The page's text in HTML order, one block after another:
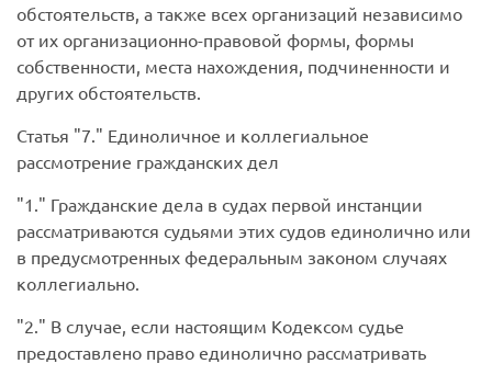
обстоятельств, а также всех организаций независимо
от их организационно-правовой формы, формы
собственности, места нахождения, подчиненности и
других обстоятельств.
Статья
7.
Единоличное и коллегиальное
рассмотрение гражданских дел
1.
Гражданские дела в судах первой инстанции
рассматриваются судьями этих судов единолично или
в предусмотренных федеральным законом случаях
коллегиально.
2.
В случае, если настоящим Кодексом судье
предоставлено право единолично рассматривать